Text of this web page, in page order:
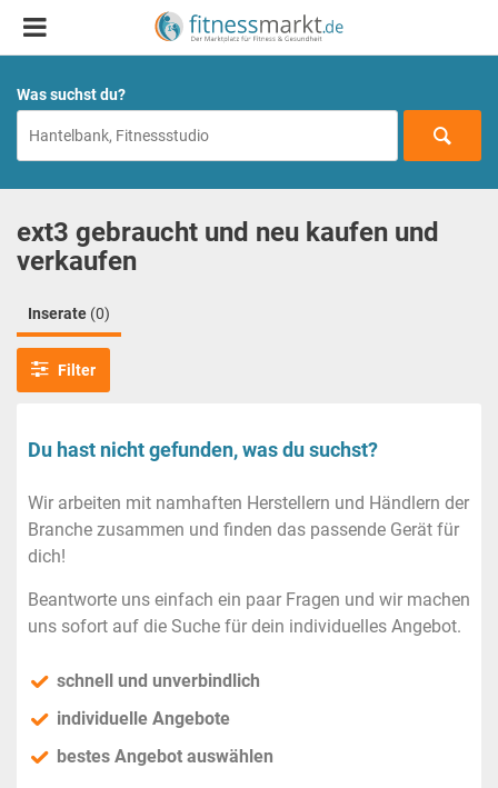
Was suchst du?
ext3 gebraucht und neu kaufen und
verkaufen
Inserate (0)
Filter
Du hast nicht gefunden, was du suchst?
Wir arbeiten mit namhaften Herstellern und Händlern der
Branche zusammen und finden das passende Gerät für
dich!
Beantworte uns einfach ein paar Fragen und wir machen
uns sofort auf die Suche für dein individuelles Angebot.
schnell und unverbindlich
individuelle Angebote
bestes Angebot auswählen